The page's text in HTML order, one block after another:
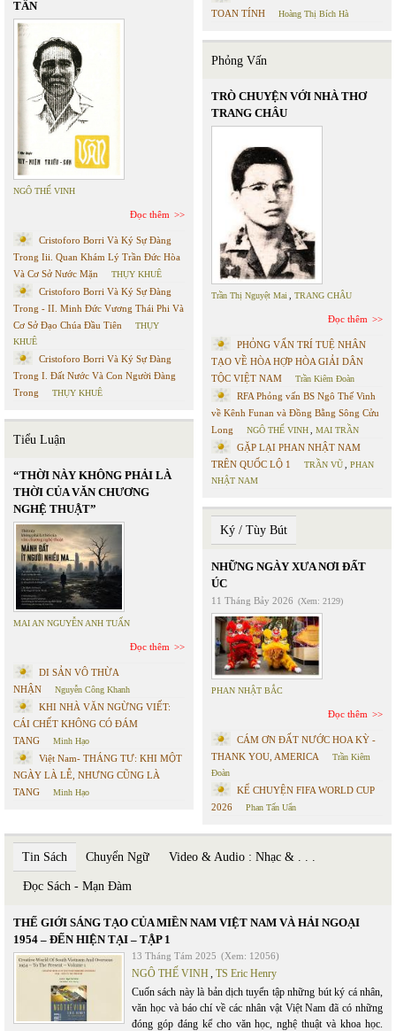
TÂN
NGÔ THẾ VINH
Đọc thêm
Cristoforo Borri Và Ký Sự Đàng
Trong Iii. Quan Khám Lý Trần Đức Hòa
Và Cơ Sở Nước Mặn
THỤY KHUÊ
Cristoforo Borri Và Ký Sự Đàng
Trong - II. Minh Đức Vương Thái Phi Và
Cơ Sở Đạo Chúa Đầu Tiên
THỤY
KHUÊ
Cristoforo Borri Và Ký Sự Đàng
Trong I. Đất Nước Và Con Người Đàng
Trong
THỤY KHUÊ
Tiểu Luận
“THỜI NÀY KHÔNG PHẢI LÀ
THỜI CỦA VĂN CHƯƠNG
NGHỆ THUẬT”
MAI AN NGUYỄN ANH TUẤN
Đọc thêm
DI SẢN VÔ THỪA
NHẬN
Nguyễn Công Khanh
KHI NHÀ VĂN NGỪNG VIẾT:
CÁI CHẾT KHÔNG CÓ ĐÁM
TANG
Minh Hạo
Việt Nam- THÁNG TƯ: KHI MỘT
NGÀY LÀ LỄ, NHƯNG CŨNG LÀ
TANG
Minh Hạo
TOAN TÍNH
Hoàng Thị Bích Hà
Phỏng Vấn
TRÒ CHUYỆN VỚI NHÀ THƠ
TRANG CHÂU
Trần Thị Nguyệt Mai TRANG CHÂU
Đọc thêm
PHỎNG VẤN TRÍ TUỆ NHÂN
TẠO VỀ HÒA HỢP HÒA GIẢI DÂN
TỘC VIỆT NAM
Trần Kiêm Đoàn
RFA Phỏng vấn BS Ngô Thế Vinh
về Kênh Funan và Đồng Bằng Sông Cửu
Long
NGÔ THẾ VINH MAI TRẦN
GẶP LẠI PHAN NHẬT NAM
TRÊN QUỐC LỘ 1
TRẦN VŨ
PHAN
NHẬT NAM
Ký / Tùy Bút
NHỮNG NGÀY XƯA NƠI ĐẤT
ÚC
11 Tháng Bảy 2026 (Xem: 2129)
PHAN NHẬT BẮC
Đọc thêm
CÁM ƠN ĐẤT NƯỚC HOA KỲ -
THANK YOU, AMERICA
Trần Kiêm
Đoàn
KỂ CHUYỆN FIFA WORLD CUP
2026
Phan Tấn Uẩn
Tin Sách Chuyển Ngữ Video & Audio : Nhạc & . . .
Đọc Sách - Mạn Đàm
THẾ GIỚI SÁNG TẠO CỦA MIỀN NAM VIỆT NAM VÀ HẢI NGOẠI
1954 – ĐẾN HIỆN TẠI – TẬP 1
13 Tháng Tám 2025 (Xem: 12056)
NGÔ THẾ VINH, TS Eric Henry
Cuốn sách này là bản dịch tuyển tập những bút ký cá nhân,
văn học và báo chí về các nhân vật Việt Nam đã có những
đóng góp đáng kể cho văn học, nghệ thuật và khoa học.